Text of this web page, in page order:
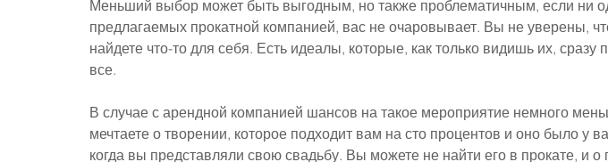
Меньший выбор может быть выгодным, но также проблематичным, если ни
предлагаемых прокатной компанией, вас не очаровывает. Вы не уверены,
найдете что-то для себя. Есть идеалы, которые, как только видишь их, сразу
все.
В случае с арендной компанией шансов на такое мероприятие немного
мечтаете о творении, которое подходит вам на сто процентов и оно было у
когда вы представляли свою свадьбу. Вы можете не найти его в прокате, и о